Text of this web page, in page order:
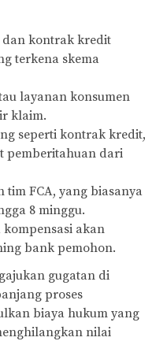
kontrak kredit
terkena skema
layanan konsumen
klaim.
seperti kontrak kredit,
pemberitahuan dari
tim FCA, yang biasanya
8 minggu.
akan
bank pemohon.
gugatan di
proses
biaya hukum yang
nilai